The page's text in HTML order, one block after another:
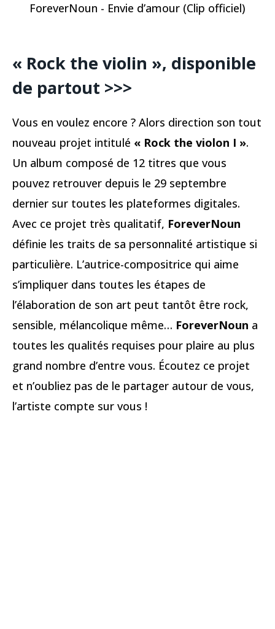
ForeverNoun - Envie d’amour (Clip officiel)
« Rock the violin », disponible
de partout >>>
Vous en voulez encore ? Alors direction son tout
nouveau projet intitulé « Rock the violon I ».
Un album composé de 12 titres que vous
pouvez retrouver depuis le 29 septembre
dernier sur toutes les plateformes digitales.
Avec ce projet très qualitatif, ForeverNoun
définie les traits de sa personnalité artistique si
particulière. L’autrice-compositrice qui aime
s’impliquer dans toutes les étapes de
l’élaboration de son art peut tantôt être rock,
sensible, mélancolique même… ForeverNoun a
toutes les qualités requises pour plaire au plus
grand nombre d’entre vous. Écoutez ce projet
et n’oubliez pas de le partager autour de vous,
l’artiste compte sur vous !